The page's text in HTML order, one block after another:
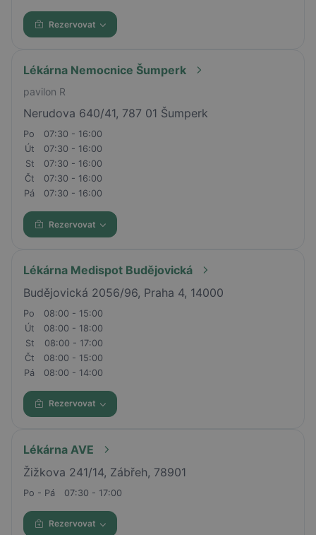
Rezervovat
Lékárna Nemocnice Šumperk
pavilon R
Nerudova 640/41, 787 01 Šumperk
Po
07:30 - 16:00
Út
07:30 - 16:00
St
07:30 - 16:00
Čt
07:30 - 16:00
Pá
07:30 - 16:00
Rezervovat
Lékárna Medispot Budějovická
Budějovická 2056/96, Praha 4, 14000
Po
08:00 - 15:00
Út
08:00 - 18:00
St
08:00 - 17:00
Čt
08:00 - 15:00
Pá
08:00 - 14:00
Rezervovat
Lékárna AVE
Žižkova 241/14, Zábřeh, 78901
Po - Pá 07:30 - 17:00
Rezervovat